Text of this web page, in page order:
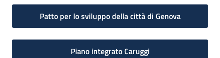
Patto per lo sviluppo della città di Genova
Piano integrato Caruggi